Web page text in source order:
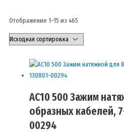
Отображение 1–15 из 465
AC10 500 Зажим
образных кабелей,
00294